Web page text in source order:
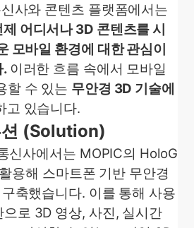
사와 콘텐츠 플랫폼에서는
어디서나 3D 콘텐츠를 시
모바일 환경에 대한 관심이
. 이러한 흐름 속에서 모바일
할 수 있는 무안경 3D 기술에
고 있습니다.
션 (Solution)
신사에서는 MOPIC의 HoloG
용해 스마트폰 기반 무안경
축했습니다. 이를 통해 사용
로 3D 영상, 사진, 실시간